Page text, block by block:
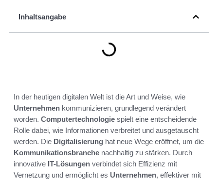
Inhaltsangabe
In der heutigen digitalen Welt ist die Art und Weise, wie
Unternehmen kommunizieren, grundlegend verändert
worden. Computertechnologie spielt eine entscheidende
Rolle dabei, wie Informationen verbreitet und ausgetauscht
werden. Die Digitalisierung hat neue Wege eröffnet, um die
Kommunikationsbranche nachhaltig zu stärken. Durch
innovative IT-Lösungen verbindet sich Effizienz mit
Vernetzung und ermöglicht es Unternehmen, effektiver mit